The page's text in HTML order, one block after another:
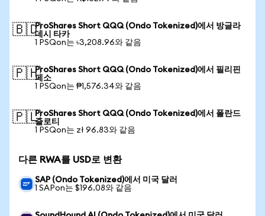
🇧🇩ProShares Short QQQ (Ondo Tokenized)에서 방글라
데시 타카
1 PSQon는 ৳3,208.96와 같음
🇵🇭ProShares Short QQQ (Ondo Tokenized)에서 필리핀
페소
1 PSQon는 ₱1,576.34와 같음
🇵🇱ProShares Short QQQ (Ondo Tokenized)에서 폴란드
즐로티
1 PSQon는 zł 96.83와 같음
다른 RWA를 USD로 변환
SAP (Ondo Tokenized)에서 미국 달러
1 SAPon는 $196.08와 같음